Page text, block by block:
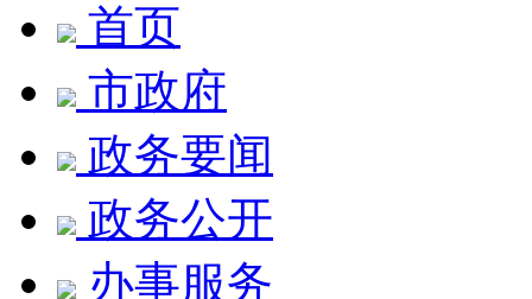
首页
市政府
政务要闻
政务公开
办事服务